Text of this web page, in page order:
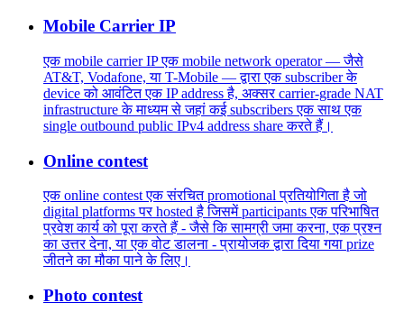
Mobile Carrier IP
एक mobile carrier IP एक mobile network operator — जैसे
AT&T, Vodafone, या T-Mobile — द्वारा एक subscriber के
device को आवंटित एक IP address है, अक्सर carrier-grade NAT
infrastructure के माध्यम से जहां कई subscribers एक साथ एक
single outbound public IPv4 address share करते हैं।
Online contest
एक online contest एक संरचित promotional प्रतियोगिता है जो
digital platforms पर hosted है जिसमें participants एक परिभाषित
प्रवेश कार्य को पूरा करते हैं - जैसे कि सामग्री जमा करना, एक प्रश्न
का उत्तर देना, या एक वोट डालना - प्रायोजक द्वारा दिया गया prize
जीतने का मौका पाने के लिए।
Photo contest